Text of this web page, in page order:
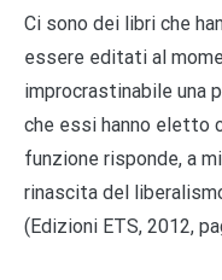
Ci sono dei libri che
essere editati al
improcrastinabile una
che essi hanno eletto
funzione risponde, a
rinascita del
(Edizioni ETS, 2012,